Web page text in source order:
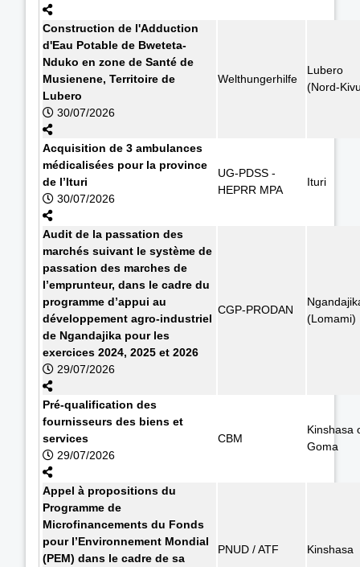
Construction de l'Adduction
d'Eau Potable de Bweteta-
Nduko en zone de Santé de
Musienene, Territoire de
Lubero
30/07/2026
Welthungerhilfe
Lubero
(Nord-
Acquisition de 3 ambulances
médicalisées pour la province
de l’Ituri
30/07/2026
UG-PDSS -
HEPRR MPA
Ituri
Audit de la passation des
marchés suivant le système de
passation des marches de
l’emprunteur, dans le cadre du
programme d’appui au
développement agro-industriel
de Ngandajika pour les
exercices 2024, 2025 et 2026
29/07/2026
CGP-PRODAN
(Lomami)
Pré-qualification des
fournisseurs des biens et
services
29/07/2026
CBM
Kinshasa
Goma
Appel à propositions du
Programme de
Microfinancements du Fonds
pour l’Environnement Mondial
(PEM) dans le cadre de sa
PNUD / ATF Kinshasa